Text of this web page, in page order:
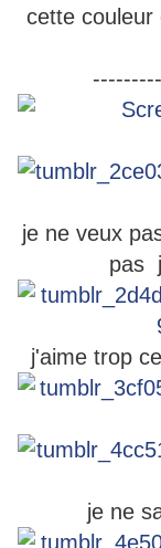
cette
je ne veux
pas
j'aime trop
je ne